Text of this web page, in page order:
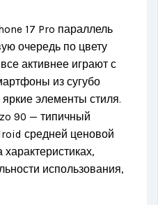
17 Pro параллель
очередь по цвету
активнее играют с
из сугубо
элементы стиля.
90 — типичный
средней ценовой
характеристиках,
использования,